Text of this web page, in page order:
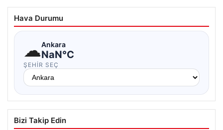
Hava Durumu
☁Ankara
NaN°C
ŞEHIR SEÇ
Bizi Takip Edin